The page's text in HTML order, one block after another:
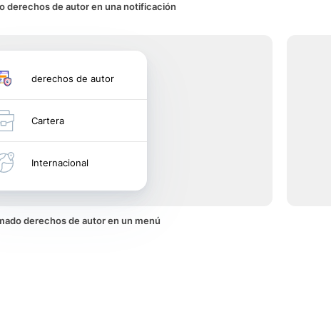
derechos de autor en una notificación
derechos de autor
Cartera
Internacional
derechos de autor en un menú